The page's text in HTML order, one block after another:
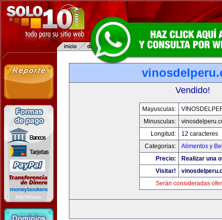
Vendido!
Mayusculas:
Minusculas:
Longitud:
12 caracteres
Categorias:
Alimentos y
Precio:
Realizar una
Visitar!
Serán consideradas